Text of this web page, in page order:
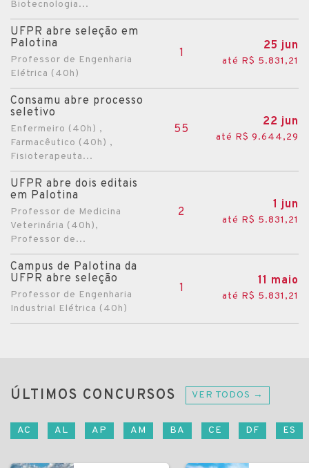
Biotecnologia...
UFPR abre seleção em
Palotina
Professor de Engenharia
Elétrica (40h)
1
25 jun
até R$ 5.831,21
Consamu abre processo
seletivo
Enfermeiro (40h) ,
Farmacêutico (40h) ,
Fisioterapeuta...
55
22 jun
até R$ 9.644,29
UFPR abre dois editais
em Palotina
Professor de Medicina
Veterinária (40h),
Professor de...
2
1 jun
até R$ 5.831,21
Campus de Palotina da
UFPR abre seleção
Professor de Engenharia
Industrial Elétrica (40h)
1
11 maio
até R$ 5.831,21
ÚLTIMOS CONCURSOS VER TODOS →
AC AL AP AM BA CE DF ES